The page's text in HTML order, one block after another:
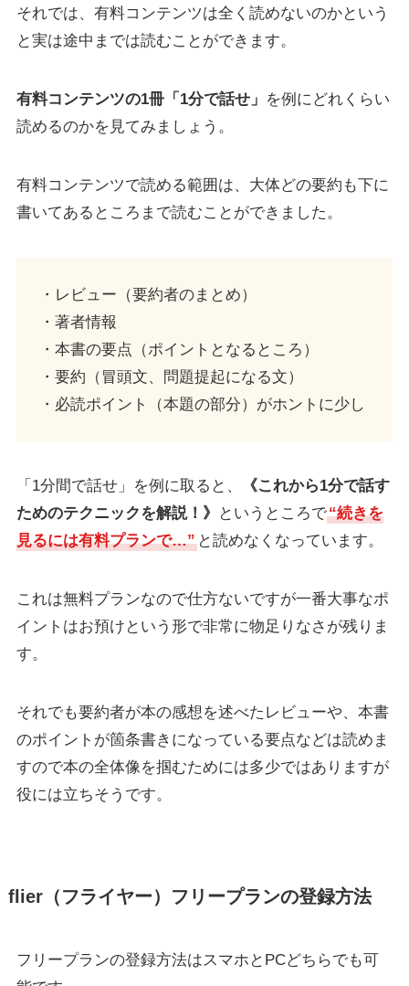
それでは、有料コンテンツは全く読めないのかという
と実は途中までは読むことができます。
有料コンテンツの1冊「1分で話せ」 を例にどれくらい
読めるのかを見てみましょう。
有料コンテンツで読める範囲は、大体どの要約も下に
書いてあるところまで読むことができました。
・レビュー（要約者のまとめ）
・著者情報
・本書の要点（ポイントとなるところ）
・要約（冒頭文、問題提起になる文）
・必読ポイント（本題の部分）がホントに少し
「1分間で話せ」を例に取ると、
《これから1分で話す
ためのテクニックを解説！》
というところで“続きを
見るには有料プランで…”と読めなくなっています。
これは無料プランなので仕方ないですが一番大事なポ
イントはお預けという形で非常に物足りなさが残りま
す。
それでも要約者が本の感想を述べたレビューや、本書
のポイントが箇条書きになっている要点などは読めま
すので本の全体像を掴むためには多少ではありますが
役には立ちそうです。
flier（フライヤー）フリープランの登録方法
フリープランの登録方法はスマホとPCどちらでも可